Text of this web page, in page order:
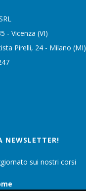
- Vicenza (VI)
Pirelli, 24 - Milano (MI)
NEWSLETTER!
sui nostri corsi